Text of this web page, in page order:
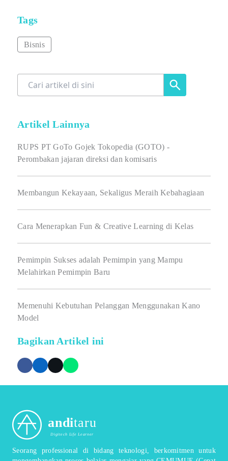
Tags
Bisnis
Artikel Lainnya
RUPS PT GoTo Gojek Tokopedia (GOTO) -
Perombakan jajaran direksi dan komisaris
Membangun Kekayaan, Sekaligus Meraih Kebahagiaan
Cara Menerapkan Fun & Creative Learning di Kelas
Pemimpin Sukses adalah Pemimpin yang Mampu
Melahirkan Pemimpin Baru
Memenuhi Kebutuhan Pelanggan Menggunakan Kano
Model
Bagikan Artikel ini
anditaru
Digitech Life Learner
Seorang professional di bidang teknologi, berkomitmen untuk